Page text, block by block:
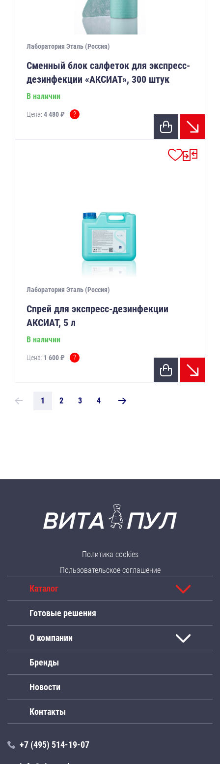
Лаборатория Эталь (Россия)
Сменный блок салфеток для экспресс-
дезинфекции «АКСИАТ», 300 штук
В наличии
Цена: 4 480 ₽ ?
Лаборатория Эталь (Россия)
Спрей для экспресс-дезинфекции
АКСИАТ, 5 л
В наличии
Цена: 1 600 ₽ ?
1 2 3 4
Политика cookies
Пользовательское соглашение
Каталог
Готовые решения
О компании
Бренды
Новости
Контакты
+7 (495) 514-19-07